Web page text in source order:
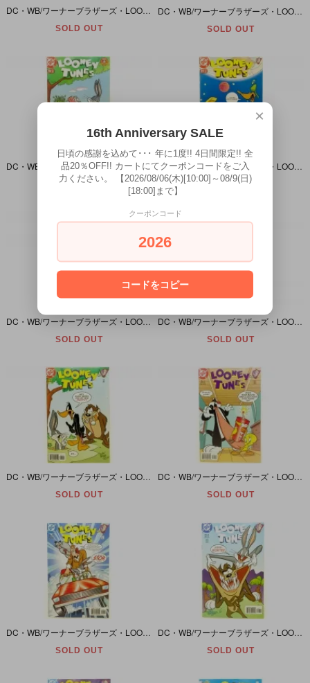
DC・WB/ワーナーブラザーズ・LOONEY TUNES/ルーニーテューンズ #88
SOLD OUT SOLD OUT
DC・WB/ワーナーブラザーズ・LOONEY TUNES/ルーニーテューンズ #78
SOLD OUT SOLD OUT
DC・WB/ワーナーブラザーズ・LOONEY TUNES/ルーニーテューンズ #63
SOLD OUT SOLD OUT
DC・WB/ワーナーブラザーズ・LOONEY TUNES/ルーニーテューンズ #61
SOLD OUT
DC・WB/ワーナーブラザーズ・LOONEY TUNES/ルーニーテューンズ #53
SOLD OUT
DC・WB/ワーナーブラザーズ・LOONEY TUNES/ルーニーテューンズ #48
SOLD OUT SOLD OUT
×
16th Anniversary SALE
日頃の感謝を込めて･･･ 年に1度!! 4日間限定!! 全
品20％OFF!! カートにてクーポンコードをご入
力ください。 【2026/08/06(木)[10:00]～08/9(日)
[18:00]まで】
クーポンコード
2026
コードをコピー